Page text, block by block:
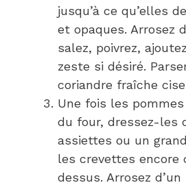
jusqu’à ce qu’elles
et opaques. Arrosez
salez, poivrez,
zeste si désiré.
coriandre fraîche
Une fois les
du four, dressez-les
assiettes ou un
les crevettes encore
dessus. Arrosez